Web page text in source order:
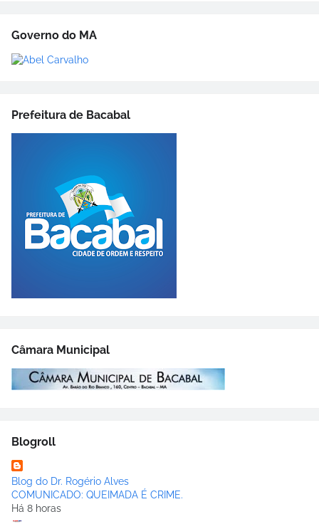
Governo do MA
Prefeitura de Bacabal
Câmara Municipal
Blogroll
Blog do Dr. Rogério Alves
COMUNICADO: QUEIMADA É CRIME.
Há 8 horas